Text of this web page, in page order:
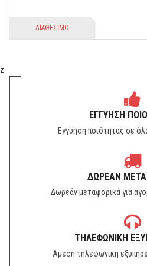
ΔΙΑΘΕΣΙΜΟ
z
ΕΓΓΥΗΣΗ
Εγγύηση ποιότητας σε
ΔΩΡΕΑΝ
Δωρεάν μεταφορικά για
ΤΗΛΕΦΩΝΙΚΗ
Αμεση τηλεφωνικη